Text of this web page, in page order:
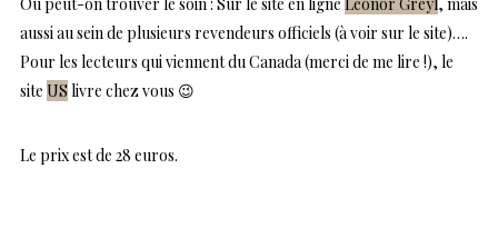
Où peut-on trouver le soin : Sur le site en ligne Leonor Greyl, mais
aussi au sein de plusieurs revendeurs officiels (à voir sur le site)….
Pour les lecteurs qui viennent du Canada (merci de me lire !), le
site US livre chez vous 😉
Le prix est de 28 euros.